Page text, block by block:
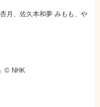
月、佐久本和夢 みもも、や
© NHK